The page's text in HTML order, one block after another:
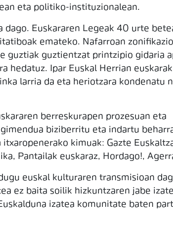
eta politiko-instituzionalean.
dago. Euskararen Legeak 40 urte
emateko. Nafarroan
guztiak guztientzat printzipio gidaria
hedatuz. Ipar Euskal Herrian euskarak
larria da eta heriotzara kondenatu
berreskurapen prozesuan eta
biziberritu eta indartu
kimuak: Gazte
Pantailak euskaraz, Hordago!,
euskal kulturaren transmisioan
ez baita soilik hizkuntzaren jabe
izatea komunitate baten